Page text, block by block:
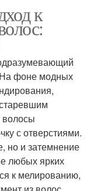
к
На фоне модных
волосы
с отверстиями.
но и затемнение
любых ярких
к мелированию,